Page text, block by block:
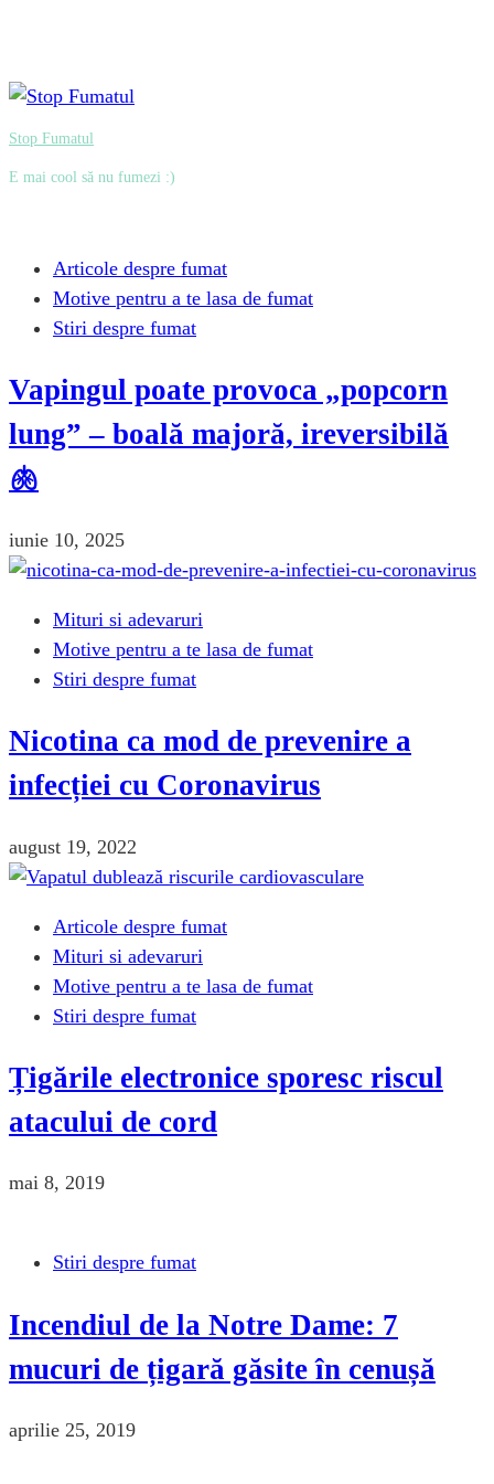
Stop Fumatul
E mai cool să nu fumezi :)
Articole despre fumat
Motive pentru a te lasa de fumat
Stiri despre fumat
Vapingul poate provoca „popcorn
lung” – boală majoră, ireversibilă
🫁
iunie 10, 2025
Mituri si adevaruri
Motive pentru a te lasa de fumat
Stiri despre fumat
Nicotina ca mod de prevenire a
infecției cu Coronavirus
august 19, 2022
Articole despre fumat
Mituri si adevaruri
Motive pentru a te lasa de fumat
Stiri despre fumat
Țigările electronice sporesc riscul
atacului de cord
mai 8, 2019
Stiri despre fumat
Incendiul de la Notre Dame: 7
mucuri de țigară găsite în cenușă
aprilie 25, 2019